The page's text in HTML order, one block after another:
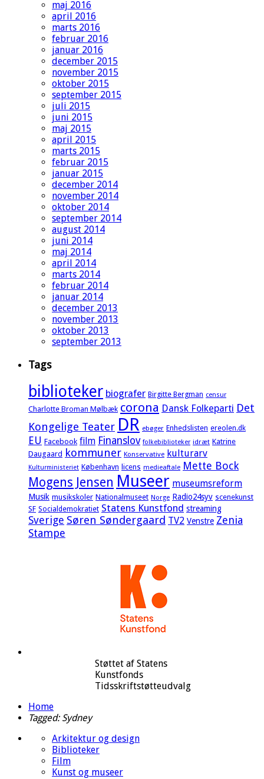
maj 2016
april 2016
marts 2016
februar 2016
januar 2016
december 2015
november 2015
oktober 2015
september 2015
juli 2015
juni 2015
maj 2015
april 2015
marts 2015
februar 2015
januar 2015
december 2014
november 2014
oktober 2014
september 2014
august 2014
juni 2014
maj 2014
april 2014
marts 2014
februar 2014
januar 2014
december 2013
november 2013
oktober 2013
september 2013
Tags
biblioteker biografer Birgitte Bergman censur
Charlotte Broman Mølbæk corona Dansk Folkeparti Det
Kongelige Teater DR ebøger Enhedslisten ereolen.dk
EU Facebook film Finanslov folkebiblioteker idræt Katrine
Daugaard kommuner Konservative kulturarv
Kulturministeriet København licens medieaftale Mette Bock
Mogens Jensen Museer museumsreform
Musik musikskoler Nationalmuseet Norge Radio24syv scenekunst
SF Socialdemokratiet Statens Kunstfond streaming
Sverige Søren Søndergaard TV2 Venstre Zenia
Stampe
Støttet af Statens
Kunstfonds
Tidsskriftstøtteudvalg
Home
Tagged: Sydney
Arkitektur og design
Biblioteker
Film
Kunst og museer